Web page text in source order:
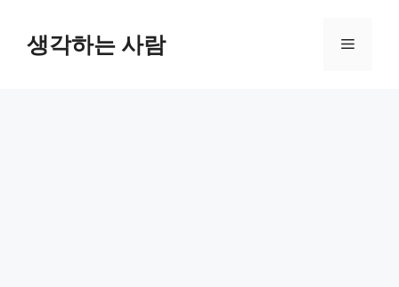
content생각하는 사람 Menu